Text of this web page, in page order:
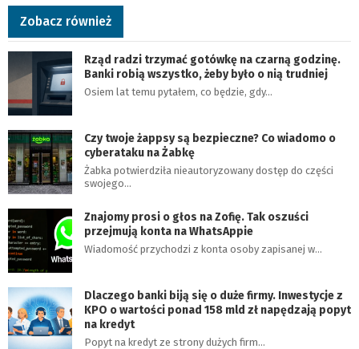
Zobacz również
Rząd radzi trzymać gotówkę na czarną godzinę.
Banki robią wszystko, żeby było o nią trudniej
Osiem lat temu pytałem, co będzie, gdy…
Czy twoje żappsy są bezpieczne? Co wiadomo o
cyberataku na Żabkę
Żabka potwierdziła nieautoryzowany dostęp do części
swojego…
Znajomy prosi o głos na Zofię. Tak oszuści
przejmują konta na WhatsAppie
Wiadomość przychodzi z konta osoby zapisanej w…
Dlaczego banki biją się o duże firmy. Inwestycje z
KPO o wartości ponad 158 mld zł napędzają popyt
na kredyt
Popyt na kredyt ze strony dużych firm…